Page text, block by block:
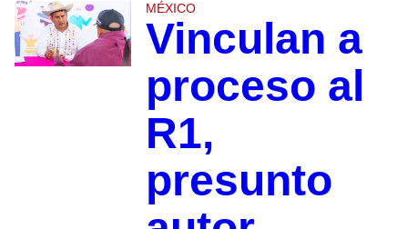
MÉXICO
Vinculan a
proceso al
R1,
presunto